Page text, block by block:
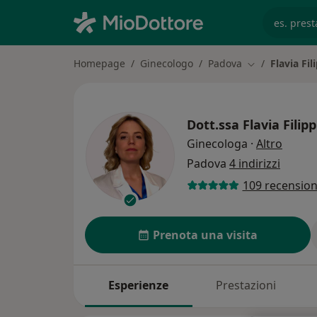
Homepage Ginecologo Padova Cambia città
Flavia
Dott.ssa Flavia
Ginecologa · Altro
Padova 4 indirizzi
109
Prenota una visita
Esperienze Prestazioni